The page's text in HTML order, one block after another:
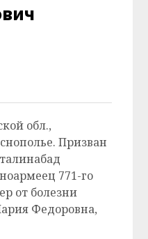
обл.,
Призван
771-го
от болезни
Федоровна,